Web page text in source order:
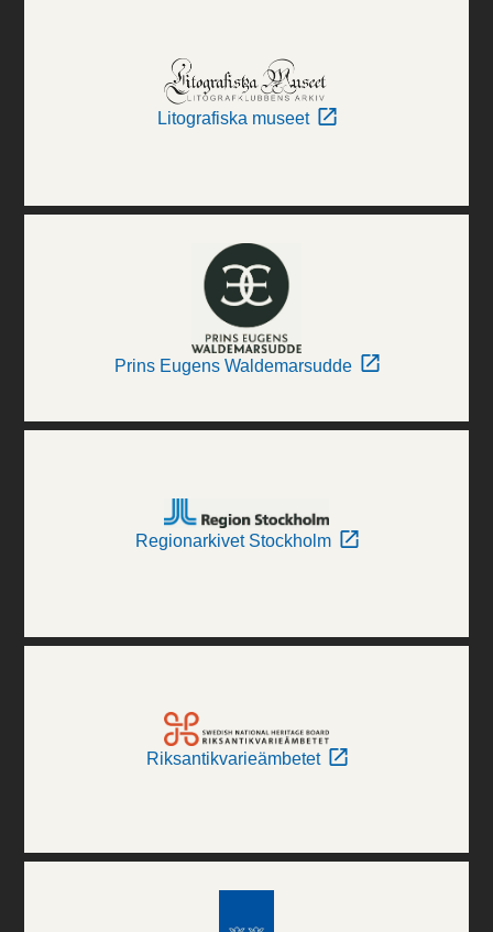
Litografiska museet
Prins Eugens Waldemarsudde
Regionarkivet Stockholm
Riksantikvarieämbetet